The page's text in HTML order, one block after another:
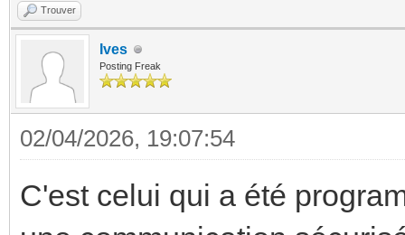
Trouver
Ives
Posting Freak
02/04/2026, 19:07:54
C'est celui qui a été